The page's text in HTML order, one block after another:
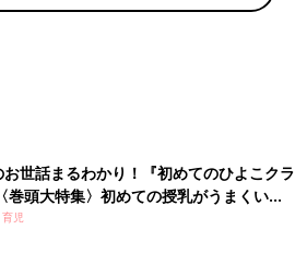
世話まるわかり！『初めてのひよこクラ
巻頭大特集〉初めての授乳がうまくい
い・ミルクの基本と夏のトラブル 解決テ
児